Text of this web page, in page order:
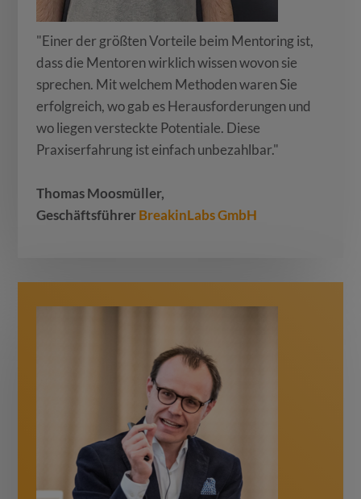
"Einer der größten Vorteile beim Mentoring ist,
dass die Mentoren wirklich wissen wovon sie
sprechen. Mit welchem Methoden waren Sie
erfolgreich, wo gab es Herausforderungen und
wo liegen versteckte Potentiale. Diese
Praxiserfahrung ist einfach unbezahlbar."
Thomas Moosmüller,
GeschäftsführerBreakinLabs GmbH